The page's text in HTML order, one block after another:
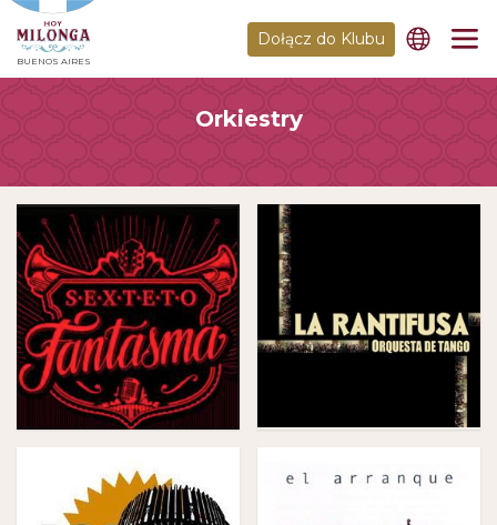
BUENOS AIRES
Dołącz do Klubu
Orkiestry